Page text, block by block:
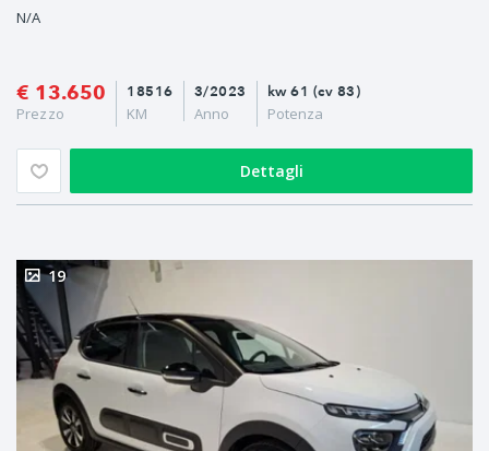
N/A
€ 13.650
Prezzo
3/2023
Anno
18516
KM
kw 61 (cv 83)
Potenza
Dettagli
19